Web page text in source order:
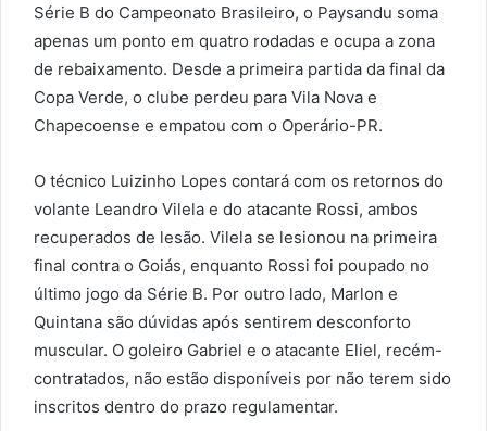
Série B do Campeonato Brasileiro, o Paysandu soma
apenas um ponto em quatro rodadas e ocupa a zona
de rebaixamento. Desde a primeira partida da final da
Copa Verde, o clube perdeu para Vila Nova e
Chapecoense e empatou com o Operário-PR.
O técnico Luizinho Lopes contará com os retornos do
volante Leandro Vilela e do atacante Rossi, ambos
recuperados de lesão. Vilela se lesionou na primeira
final contra o Goiás, enquanto Rossi foi poupado no
último jogo da Série B. Por outro lado, Marlon e
Quintana são dúvidas após sentirem desconforto
muscular. O goleiro Gabriel e o atacante Eliel, recém-
contratados, não estão disponíveis por não terem sido
inscritos dentro do prazo regulamentar.